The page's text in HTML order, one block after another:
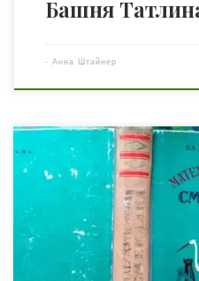
Башня
- Анна Штайнер
Кто никогда не держал в
смекалка» Кордемского,
отношение к математике.
популяризатор этой науки
Кордемский посвятил
и другие книги:
«Увлечь школьников